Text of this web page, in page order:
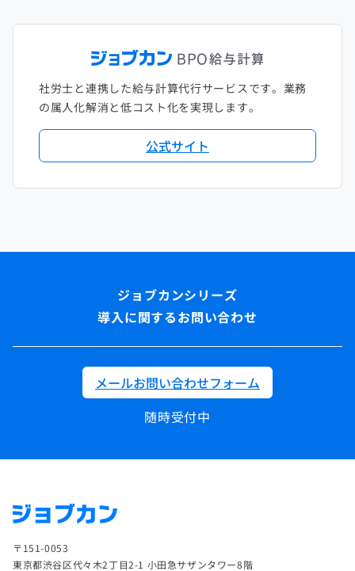
社労士と連携した給与計算代行サービスです。業務
の属人化解消と低コスト化を実現します。
公式サイト
導入に関するお問い合わせ
メールお問い合わせフォーム
随時受付中
〒151-0053
東京都渋谷区代々木2丁目2-1 小田急サザンタワー8階